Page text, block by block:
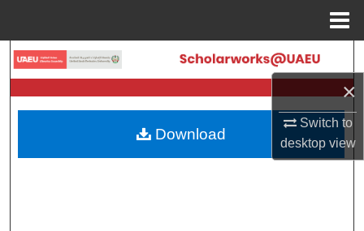
×
Switch to
desktopview
Search
Browse Collections
My Account
Download